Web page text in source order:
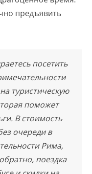
предъявить
посетить
туристическую
поможет
В стоимость
очереди в
Рима,
поездка